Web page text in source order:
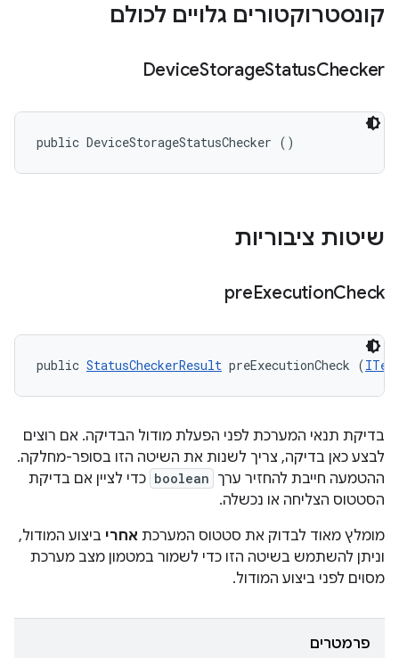
קונסטרוקטורים גלויים לכולם
DeviceStorageStatusChecker
public DeviceStorageStatusChecker ()
שיטות ציבוריות
preExecutionCheck
public StatusCheckerResult preExecutionCheck (
בדיקת תנאי המערכת לפני הפעלת מודול הבדיקה. אם רוצים
לבצע כאן בדיקה, צריך לשנות את השיטה הזו בסופר-מחלקה.
ההטמעה חייבת להחזיר ערך boolean כדי לציין אם בדיקת
הסטטוס הצליחה או נכשלה.
מומלץ מאוד לבדוק את סטטוס המערכת אחרי ביצוע המודול,
וניתן להשתמש בשיטה הזו כדי לשמור במטמון מצב מערכת
מסוים לפני ביצוע המודול.
פרמטרים